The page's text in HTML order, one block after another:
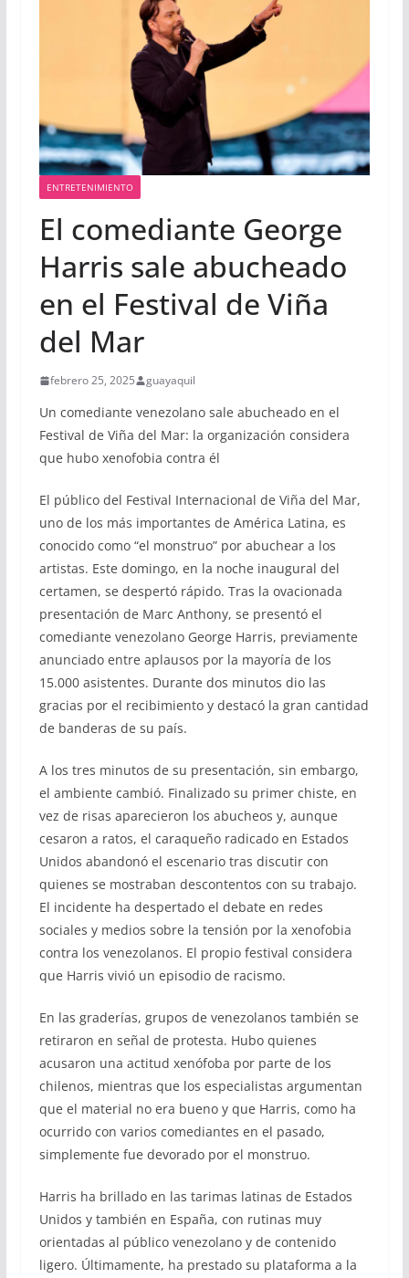
ENTRETENIMIENTO
El comediante George
Harris sale abucheado
en el Festival de Viña
del Mar
febrero 25, 2025 guayaquil
Un comediante venezolano sale abucheado en el
Festival de Viña del Mar: la organización considera
que hubo xenofobia contra él
El público del Festival Internacional de Viña del Mar,
uno de los más importantes de América Latina, es
conocido como “el monstruo” por abuchear a los
artistas. Este domingo, en la noche inaugural del
certamen, se despertó rápido. Tras la ovacionada
presentación de Marc Anthony, se presentó el
comediante venezolano George Harris, previamente
anunciado entre aplausos por la mayoría de los
15.000 asistentes. Durante dos minutos dio las
gracias por el recibimiento y destacó la gran cantidad
de banderas de su país.
A los tres minutos de su presentación, sin embargo,
el ambiente cambió. Finalizado su primer chiste, en
vez de risas aparecieron los abucheos y, aunque
cesaron a ratos, el caraqueño radicado en Estados
Unidos abandonó el escenario tras discutir con
quienes se mostraban descontentos con su trabajo.
El incidente ha despertado el debate en redes
sociales y medios sobre la tensión por la xenofobia
contra los venezolanos. El propio festival considera
que Harris vivió un episodio de racismo.
En las graderías, grupos de venezolanos también se
retiraron en señal de protesta. Hubo quienes
acusaron una actitud xenófoba por parte de los
chilenos, mientras que los especialistas argumentan
que el material no era bueno y que Harris, como ha
ocurrido con varios comediantes en el pasado,
simplemente fue devorado por el monstruo.
Harris ha brillado en las tarimas latinas de Estados
Unidos y también en España, con rutinas muy
orientadas al público venezolano y de contenido
ligero. Últimamente, ha prestado su plataforma a la